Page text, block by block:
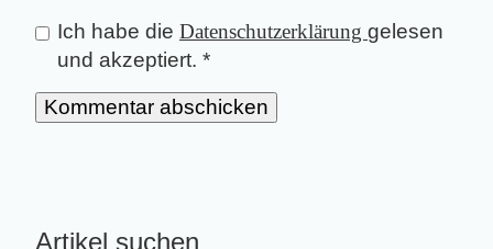
Ich habe die Datenschutzerklärung gelesen
und akzeptiert. *
Artikel suchen